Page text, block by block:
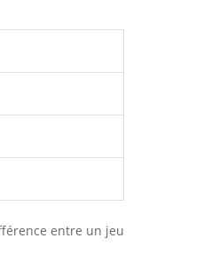
entre un jeu